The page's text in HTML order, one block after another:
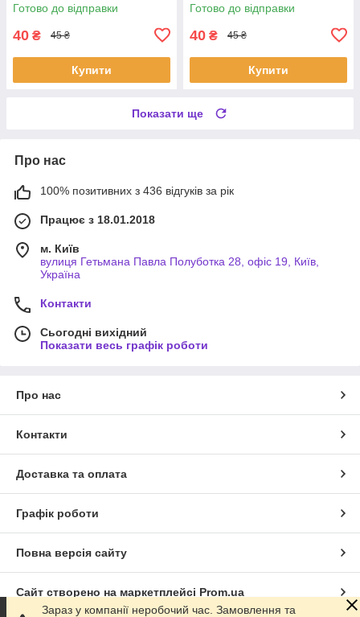
Готово до відправки
40 ₴ 45 ₴
Купити
Готово до відправки
40 ₴ 45 ₴
Купити
Показати ще
Про нас
100% позитивних з 436 відгуків за рік
Працює з 18.01.2018
м. Київ
вулиця Гетьмана Павла Полуботка 28, офіс 19, Київ,
Україна
Контакти
Сьогодні вихідний
Показати весь графік роботи
Про нас
Контакти
Доставка та оплата
Графік роботи
Повна версія сайту
Сайт створено на маркетплейсі Prom.ua
Зараз у компанії неробочий час. Замовлення та